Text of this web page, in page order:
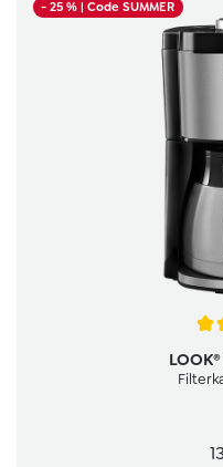
- 25 %| Code SUMMER
Durchschnittliche